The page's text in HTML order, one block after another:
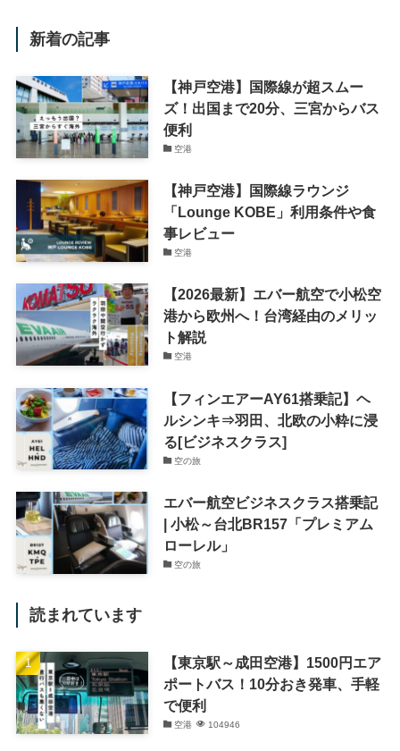
新着の記事
【神戸空港】国際線が超スムー
ズ！出国まで20分、三宮からバス
便利
空港
【神戸空港】国際線ラウンジ
「Lounge KOBE」利用条件や食
事レビュー
空港
【2026最新】エバー航空で小松空
港から欧州へ！台湾経由のメリッ
ト解説
空港
【フィンエアーAY61搭乗記】ヘ
ルシンキ⇒羽田、北欧の小粋に浸
る[ビジネスクラス]
空の旅
エバー航空ビジネスクラス搭乗記
| 小松～台北BR157「プレミアム
ローレル」
空の旅
読まれています
【東京駅～成田空港】1500円エア
ポートバス！10分おき発車、手軽
で便利
空港 104946